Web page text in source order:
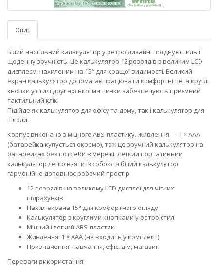
Опис
Білий настільний калькулятор у ретро дизайні поєднує стиль і
щоденну зручність. Це калькулятор 12 розрядів з великим LCD
дисплеєм, нахиленим на 15° для кращої видимості. Великий
екран калькулятор допомагає працювати комфортніше, а круглі
кнопки у стилі друкарської машинки забезпечують приємний
тактильний клік.
Підійде як калькулятор для офісу та дому, так і калькулятор для
школи.
Корпус виконано з міцного ABS-пластику. Живлення — 1 × AAA
(батарейка купується окремо), тож це зручний калькулятор на
батарейках без потреби в мережі. Легкий портативний
калькулятор легко взяти із собою, а білий калькулятор
гармонійно доповнює робочий простір.
12 розрядів на великому LCD дисплеї для чітких
підрахунків
Нахил екрана 15° для комфортного огляду
Калькулятор з круглими кнопками у ретро стилі
Міцний і легкий ABS-пластик
Живлення: 1 × AAA (не входить у комплект)
Призначення: навчання, офіс, дім, магазин
Переваги використання: